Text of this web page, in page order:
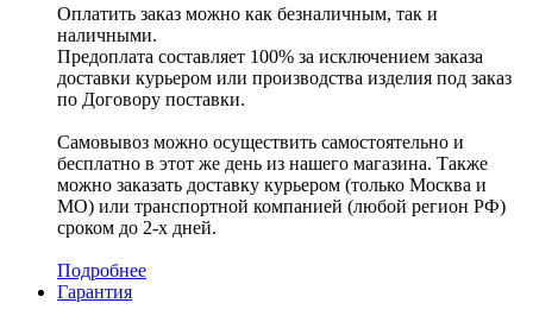
Оплатить заказ можно как безналичным, так и
наличными.
Предоплата составляет 100% за исключением заказа
доставки курьером или производства изделия под заказ
по Договору поставки.
Самовывоз можно осуществить самостоятельно и
бесплатно в этот же день из нашего магазина. Также
можно заказать доставку курьером (только Москва и
МО) или транспортной компанией (любой регион РФ)
сроком до 2-х дней.
Подробнее
Гарантия